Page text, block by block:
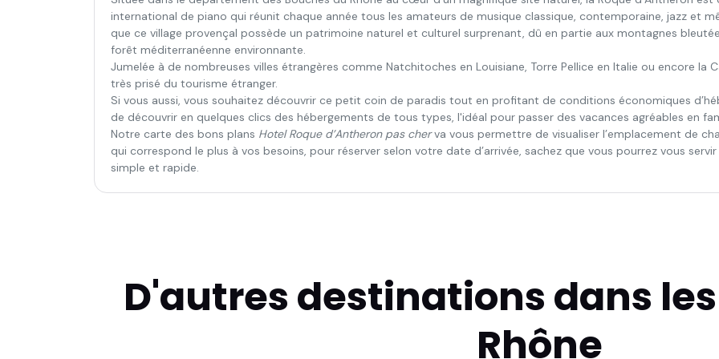
international de piano qui réunit chaque année tous les amateurs de musique classique, contemporaine, jazz et
que ce village provençal possède un patrimoine naturel et culturel surprenant, dû en partie aux montagnes
forêt méditerranéenne environnante.
Jumelée à de nombreuses villes étrangères comme Natchitoches en Louisiane, Torre Pellice en Italie ou encore la
très prisé du tourisme étranger.
Si vous aussi, vous souhaitez découvrir ce petit coin de paradis tout en profitant de conditions économiques
de découvrir en quelques clics des hébergements de tous types, l'idéal pour passer des vacances agréables en
Notre carte des bons plans Hotel Roque d’Antheron pas cherva vous permettre de visualiser l’emplacement de
qui correspond le plus à vos besoins, pour réserver selon votre date d’arrivée, sachez que vous pourrez vous
simple et rapide.
D'autres destinations dans
Rhône